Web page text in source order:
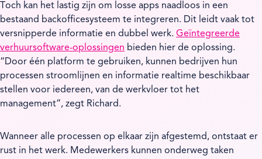
Toch kan het lastig zijn om losse apps naadloos in een
bestaand backofficesysteem te integreren. Dit leidt vaak tot
versnipperde informatie en dubbel werk. Geïntegreerde
verhuursoftware-oplossingen bieden hier de oplossing.
“Door één platform te gebruiken, kunnen bedrijven hun
processen stroomlijnen en informatie realtime beschikbaar
stellen voor iedereen, van de werkvloer tot het
management”, zegt Richard.
Wanneer alle processen op elkaar zijn afgestemd, ontstaat er
rust in het werk. Medewerkers kunnen onderweg taken